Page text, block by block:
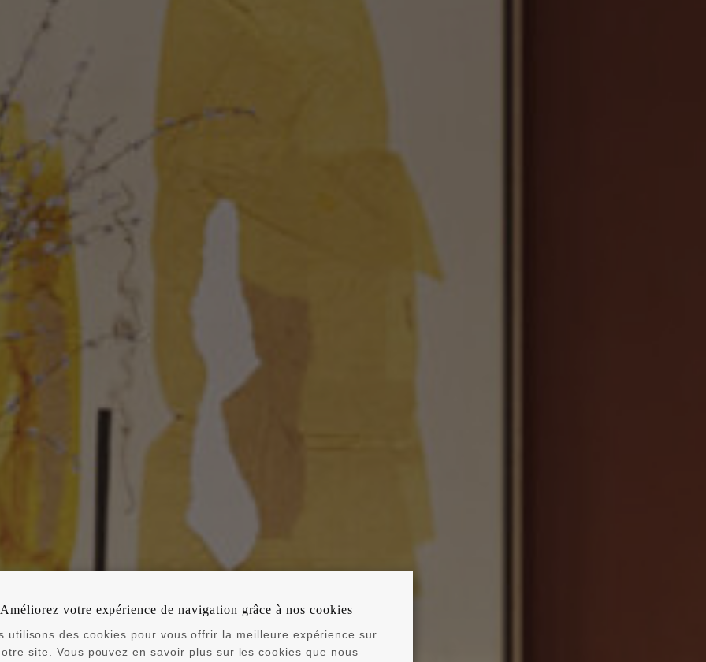
Améliorez votre expérience de navigation grâce à nos cookies
utilisons des cookies pour vous offrir la meilleure expérience sur
site. Vous pouvez en savoir plus sur les cookies que nous